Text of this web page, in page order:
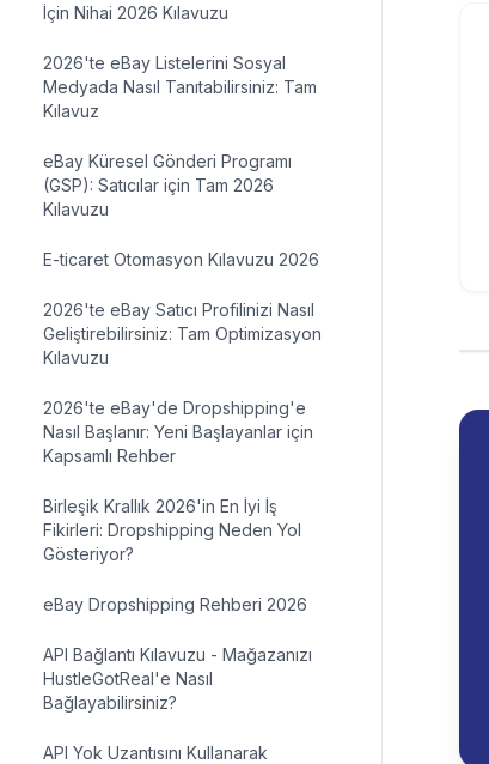
İçin Nihai 2026 Kılavuzu
2026'te eBay Listelerini Sosyal
Medyada Nasıl Tanıtabilirsiniz: Tam
Kılavuz
eBay Küresel Gönderi Programı
(GSP): Satıcılar için Tam 2026
Kılavuzu
E-ticaret Otomasyon Kılavuzu 2026
2026'te eBay Satıcı Profilinizi Nasıl
Geliştirebilirsiniz: Tam Optimizasyon
Kılavuzu
2026'te eBay'de Dropshipping'e
Nasıl Başlanır: Yeni Başlayanlar için
Kapsamlı Rehber
Birleşik Krallık 2026'in En İyi İş
Fikirleri: Dropshipping Neden Yol
Gösteriyor?
eBay Dropshipping Rehberi 2026
API Bağlantı Kılavuzu - Mağazanızı
HustleGotReal'e Nasıl
Bağlayabilirsiniz?
API Yok Uzantısını Kullanarak